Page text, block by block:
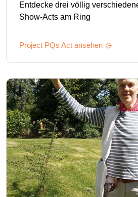
Entdecke drei völlig
Show-Acts am Ring
Project PQs Act ansehen